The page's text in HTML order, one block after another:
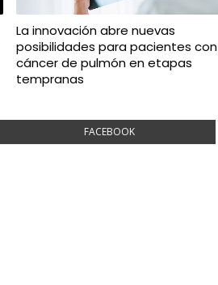
La innovación abre nuevas
posibilidades para pacientes con
cáncer de pulmón en etapas
tempranas
FACEBOOK